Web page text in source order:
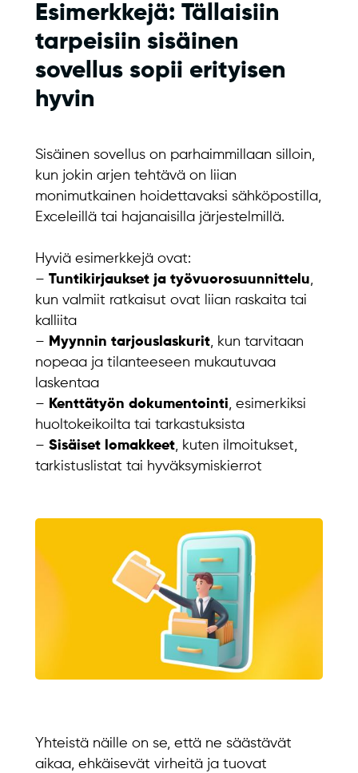
Esimerkkejä: Tällaisiin
tarpeisiin sisäinen
sovellus sopii erityisen
hyvin
Sisäinen sovellus on parhaimmillaan silloin,
kun jokin arjen tehtävä on liian
monimutkainen hoidettavaksi sähköpostilla,
Exceleillä tai hajanaisilla järjestelmillä.
Hyviä esimerkkejä ovat:
– Tuntikirjaukset ja työvuorosuunnittelu
kun valmiit ratkaisut ovat liian raskaita tai
kalliita
– Myynnin tarjouslaskurit , kun tarvitaan
nopeaa ja tilanteeseen mukautuvaa
laskentaa
– Kenttätyön dokumentointi , esimerkiksi
huoltokeikoilta tai tarkastuksista
– Sisäiset lomakkeet , kuten ilmoitukset,
tarkistuslistat tai hyväksymiskierrot
Yhteistä näille on se, että ne säästävät
aikaa, ehkäisevät virheitä ja tuovat